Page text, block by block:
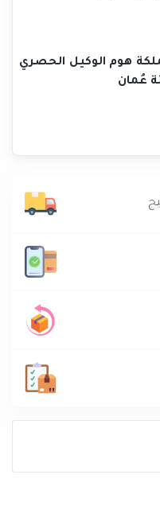
هوم الوكيل الحصري
عُمان